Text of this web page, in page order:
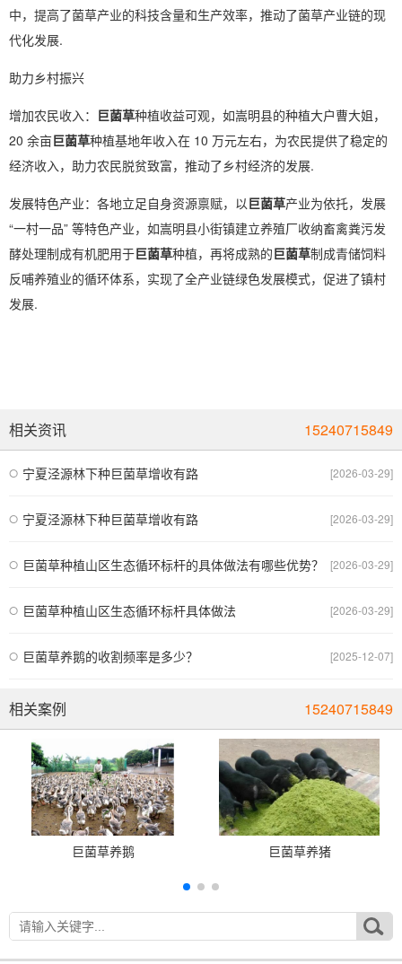
中，提高了菌草产业的科技含量和生产效率，推动了菌草产业链的现
代化发展.
助力乡村振兴
增加农民收入： 巨菌草种植收益可观，如嵩明县的种植大户曹大姐，
20 余亩巨菌草种植基地年收入在 10 万元左右，为农民提供了稳定的
经济收入，助力农民脱贫致富，推动了乡村经济的发展.
发展特色产业：各地立足自身资源禀赋，以巨菌草产业为依托，发展
“一村一品” 等特色产业，如嵩明县小街镇建立养殖厂收纳畜禽粪污发
酵处理制成有机肥用于巨菌草种植，再将成熟的巨菌草制成青储饲料
反哺养殖业的循环体系，实现了全产业链绿色发展模式，促进了镇村
发展.
15240715849
相关资讯
[2026-03-29]
宁夏泾源林下种巨菌草增收有路
[2026-03-29]
宁夏泾源林下种巨菌草增收有路
[2026-03-29]
巨菌草种植山区生态循环标杆的具体做法有哪些优势？
[2026-03-29]
巨菌草种植山区生态循环标杆具体做法
[2025-12-07]
巨菌草养鹅的收割频率是多少？
15240715849
相关案例
巨菌草养鹅 巨菌草养猪